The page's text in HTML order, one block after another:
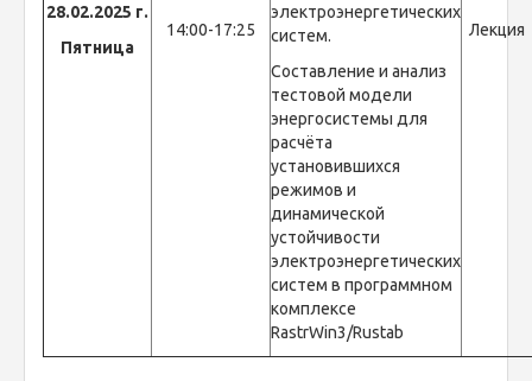
28.02.2025 г.
Пятница
14:00-17:25
электроэнергетических
систем.
Составление и анализ
тестовой модели
энергосистемы для
расчёта
установившихся
режимов и
динамической
устойчивости
электроэнергетических
систем в программном
комплексе
RastrWin3/Rustab
Лекция